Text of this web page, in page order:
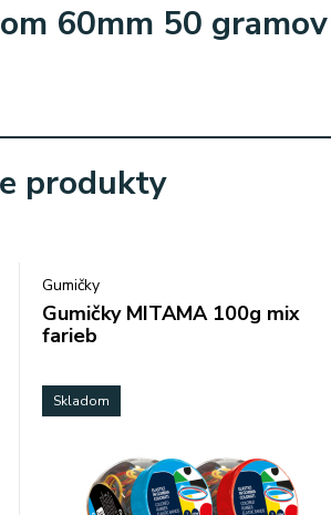
60mm 50 gramov
produkty
Gumičky
Gumičky MITAMA 100g mix
farieb
Skladom